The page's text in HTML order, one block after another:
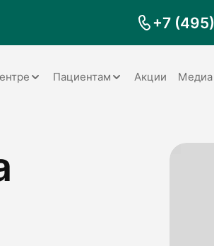
+7
оборудование
Пациентам
Запрос справки на
Акции Медиа